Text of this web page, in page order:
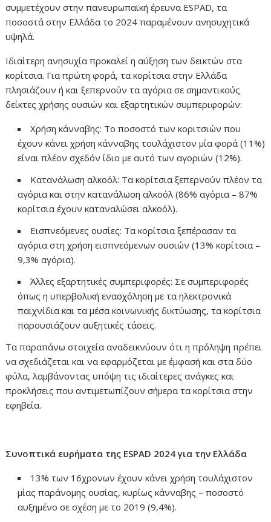
συμμετέχουν στην πανευρωπαϊκή έρευνα ESPAD, τα
ποσοστά στην Ελλάδα το 2024 παραμένουν ανησυχητικά
υψηλά.
Ιδιαίτερη ανησυχία προκαλεί η αύξηση των δεικτών στα
κορίτσια. Για πρώτη φορά, τα κορίτσια στην Ελλάδα
πλησιάζουν ή και ξεπερνούν τα αγόρια σε σημαντικούς
δείκτες χρήσης ουσιών και εξαρτητικών συμπεριφορών:
Χρήση κάνναβης: Το ποσοστό των κοριτσιών που
έχουν κάνει χρήση κάνναβης τουλάχιστον μία φορά (11%)
είναι πλέον σχεδόν ίδιο με αυτό των αγοριών (12%).
Κατανάλωση αλκοόλ: Τα κορίτσια ξεπερνούν πλέον τα
αγόρια και στην κατανάλωση αλκοόλ (86% αγόρια – 87%
κορίτσια έχουν καταναλώσει αλκοόλ).
Εισπνεόμενες ουσίες: Τα κορίτσια ξεπέρασαν τα
αγόρια στη χρήση εισπνεόμενων ουσιών (13% κορίτσια –
9,3% αγόρια).
Άλλες εξαρτητικές συμπεριφορές: Σε συμπεριφορές
όπως η υπερβολική ενασχόληση με τα ηλεκτρονικά
παιχνίδια και τα μέσα κοινωνικής δικτύωσης, τα κορίτσια
παρουσιάζουν αυξητικές τάσεις.
Τα παραπάνω στοιχεία αναδεικνύουν ότι η πρόληψη πρέπει
να σχεδιάζεται και να εφαρμόζεται με έμφασή και στα δύο
φύλα, λαμβάνοντας υπόψη τις ιδιαίτερες ανάγκες και
προκλήσεις που αντιμετωπίζουν σήμερα τα κορίτσια στην
εφηβεία.
Συνοπτικά ευρήματα της ESPAD 2024 για την Ελλάδα
13% των 16χρονων έχουν κάνει χρήση τουλάχιστον
μίας παράνομης ουσίας, κυρίως κάνναβης – ποσοστό
αυξημένο σε σχέση με το 2019 (9,4%).